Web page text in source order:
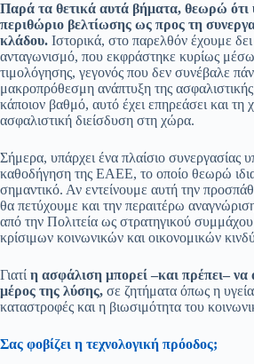
Παρά τα θετικά αυτά βήματα, θεωρώ ότι
περιθώριο βελτίωσης ως προς τη
κλάδου. Ιστορικά, στο παρελθόν έχουμε
ανταγωνισμό, που εκφράστηκε κυρίως
τιμολόγησης, γεγονός που δεν συνέβαλε
μακροπρόθεσμη ανάπτυξη της ασφαλιστικής
κάποιον βαθμό, αυτό έχει επηρεάσει και τη
ασφαλιστική διείσδυση στη χώρα.
Σήμερα, υπάρχει ένα πλαίσιο συνεργασίας
καθοδήγηση της ΕΑΕΕ, το οποίο θεωρώ
σημαντικό. Αν εντείνουμε αυτή την
θα πετύχουμε και την περαιτέρω
από την Πολιτεία ως στρατηγικού συμμάχου
κρίσιμων κοινωνικών και οικονομικών
Γιατί η ασφάλιση μπορεί –και πρέπει– να
μέρος της λύσης, σε ζητήματα όπως η
καταστροφές και η βιωσιμότητα του
Σας φοβίζει η τεχνολογική πρόοδος;